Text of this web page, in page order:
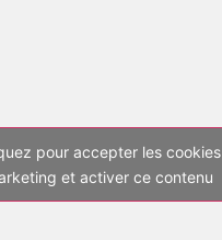
pour accepter les cookies
et activer ce contenu